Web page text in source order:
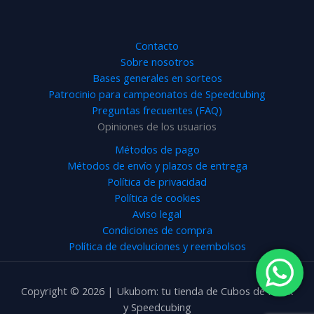
Contacto
Sobre nosotros
Bases generales en sorteos
Patrocinio para campeonatos de Speedcubing
Preguntas frecuentes (FAQ)
Opiniones de los usuarios
Métodos de pago
Métodos de envío y plazos de entrega
Política de privacidad
Política de cookies
Aviso legal
Condiciones de compra
Política de devoluciones y reembolsos
Copyright © 2026 | Ukubom: tu tienda de Cubos de Rubik
y Speedcubing